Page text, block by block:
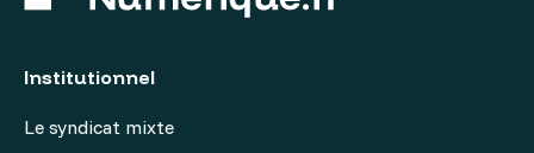
Institutionnel
Le syndicat mixte